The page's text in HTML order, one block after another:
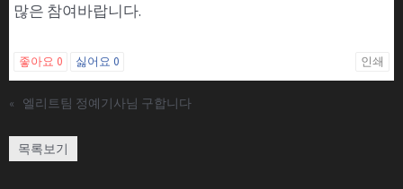
많은 참여바랍니다.
좋아요 0 싫어요 0 인쇄
« 엘리트팀 정예기사님 구합니다
목록보기